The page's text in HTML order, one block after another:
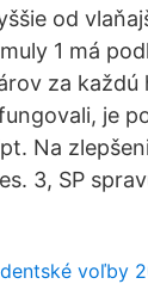
od
1 má
za každú
je
Na
3, SP
voľby